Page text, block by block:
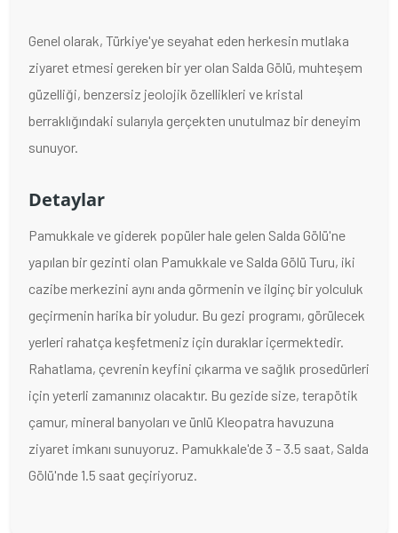
Genel olarak, Türkiye'ye seyahat eden herkesin mutlaka
ziyaret etmesi gereken bir yer olan Salda Gölü, muhteşem
güzelliği, benzersiz jeolojik özellikleri ve kristal
berraklığındaki sularıyla gerçekten unutulmaz bir deneyim
sunuyor.
Detaylar
Pamukkale ve giderek popüler hale gelen Salda Gölü'ne
yapılan bir gezinti olan Pamukkale ve Salda Gölü Turu, iki
cazibe merkezini aynı anda görmenin ve ilginç bir yolculuk
geçirmenin harika bir yoludur. Bu gezi programı, görülecek
yerleri rahatça keşfetmeniz için duraklar içermektedir.
Rahatlama, çevrenin keyfini çıkarma ve sağlık prosedürleri
için yeterli zamanınız olacaktır. Bu gezide size, terapötik
çamur, mineral banyoları ve ünlü Kleopatra havuzuna
ziyaret imkanı sunuyoruz. Pamukkale'de 3 - 3.5 saat, Salda
Gölü'nde 1.5 saat geçiriyoruz.